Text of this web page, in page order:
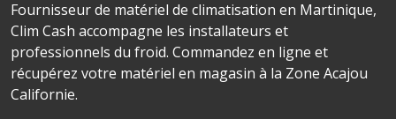
Fournisseur de matériel de climatisation en Martinique,
Clim Cash accompagne les installateurs et
professionnels du froid. Commandez en ligne et
récupérez votre matériel en magasin à la Zone Acajou
Californie.